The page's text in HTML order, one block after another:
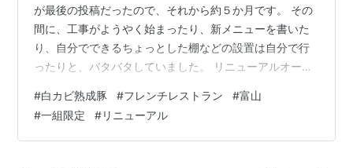
が最後の投稿だったので、それから約５か月です。 その
間に、工事がようやく始まったり、新メニューを書いた
り、自分でできるちょっとした棚などの設置は自分で行
ったりと、バタバタしていました。 リニューアルオープ
ープン準備を行ったということではなく、自分の中でし
っかりとお客様をお迎えできる環境が整ったのがその日
でした。 なので、オープンのお知らせを大々的に行うこ
#白カビ熟成豚 #フレンチレストラン #富山
#一組限定 #リニューアル